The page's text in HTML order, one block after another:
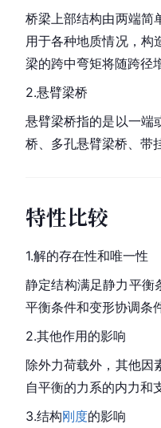
桥梁上部结构由两端简
用于各种地质情况，构
梁的跨中弯矩将随跨径
2.悬臂梁桥
悬臂梁桥指的是以一端
桥、多孔悬臂梁桥、带
特性比较
1.解的存在性和唯一性
静定结构满足静力平衡
平衡条件和变形协调条
2.其他作用的影响
除外力荷载外，其他因
自平衡的力系的内力和
3.结构刚度的影响